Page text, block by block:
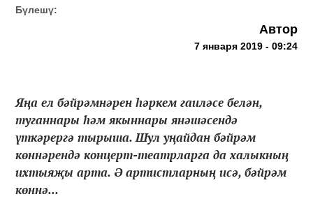
Бүлешү:
Автор
7 января 2019 - 09:24
Яңа ел бәйрәмнәрен һәркем гаиләсе белән,
туганнары һәм якыннары янәшәсендә
үткәрергә тырыша. Шул уңайдан бәйрәм
көннәрендә концерт-театрларга да халыкның
ихтыяҗы арта. Ә артистларның исә, бәйрәм
көннә...